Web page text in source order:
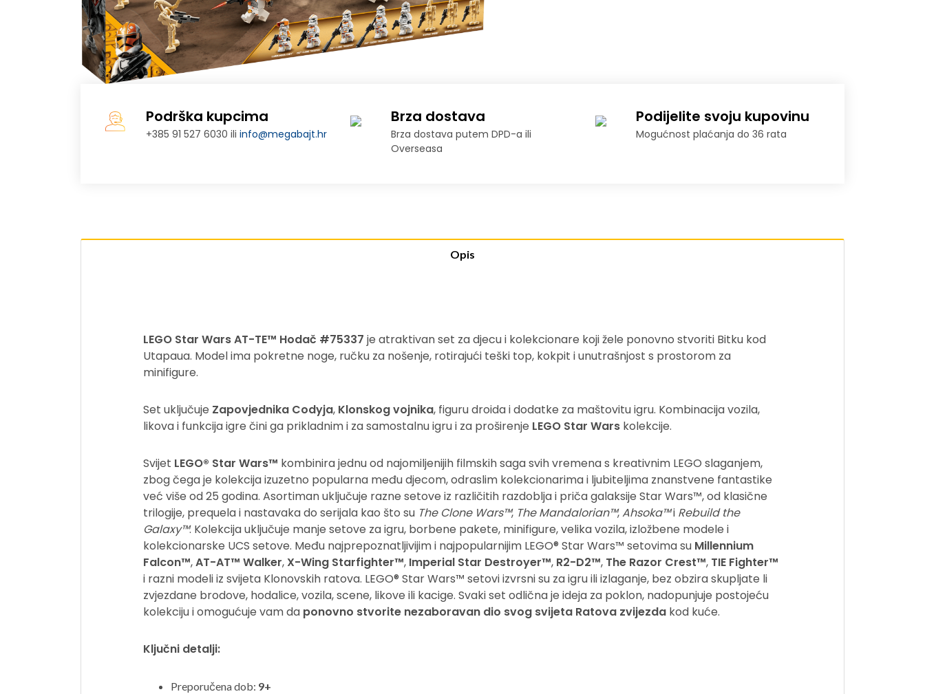
Podrška kupcima
+385 91 527 6030 iliinfo@megabajt.hr
Brza dostava
Brza dostava putem DPD-a ili
Overseasa
Podijelite svoju kupovinu
Mogućnost plaćanja do 36 rata
Opis
LEGO Star Wars AT-TE™ Hodač #75337 je atraktivan set za djecu i kolekcionare koji žele ponovno stvoriti Bitku kod
Utapaua. Model ima pokretne noge, ručku za nošenje, rotirajući teški top, kokpit i unutrašnjost s prostorom za
minifigure.
Set uključuje Zapovjednika Codyja, Klonskog vojnika, figuru droida i dodatke za maštovitu igru. Kombinacija vozila,
likova i funkcija igre čini ga prikladnim i za samostalnu igru ​​i za proširenje LEGO Star Wars kolekcije.
Svijet LEGO® Star Wars™ kombinira jednu od najomiljenijih filmskih saga svih vremena s kreativnim LEGO slaganjem,
zbog čega je kolekcija izuzetno popularna među djecom, odraslim kolekcionarima i ljubiteljima znanstvene fantastike
već više od 25 godina. Asortiman uključuje razne setove iz različitih razdoblja i priča galaksije Star Wars™, od klasične
trilogije, prequela i nastavaka do serijala kao što su The Clone Wars™, The Mandalorian™,Ahsoka™i Rebuild the
Galaxy™. Kolekcija uključuje manje setove za igru, borbene pakete, minifigure, velika vozila, izložbene modele i
kolekcionarske UCS setove. Među najprepoznatljivijim i najpopularnijim LEGO® Star Wars™ setovima su Millennium
Falcon™,AT-AT™ Walker, X-Wing Starfighter™, Imperial Star Destroyer™, R2-D2™, The Razor Crest™, TIE Fighter™
i razni modeli iz svijeta Klonovskih ratova. LEGO® Star Wars™ setovi izvrsni su za igru ​​ili izlaganje, bez obzira skupljate li
zvjezdane brodove, hodalice, vozila, scene, likove ili kacige. Svaki set odlična je ideja za poklon, nadopunjuje postojeću
kolekciju i omogućuje vam da ponovno stvorite nezaboravan dio svog svijeta Ratova zvijezda kod kuće.
Ključni detalji:
Preporučena dob: 9+